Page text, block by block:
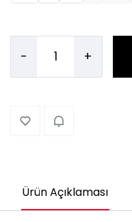
- +
Ürün Açıklaması